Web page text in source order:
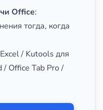
Office:
тогда, когда
/ Kutools для
Office Tab Pro /